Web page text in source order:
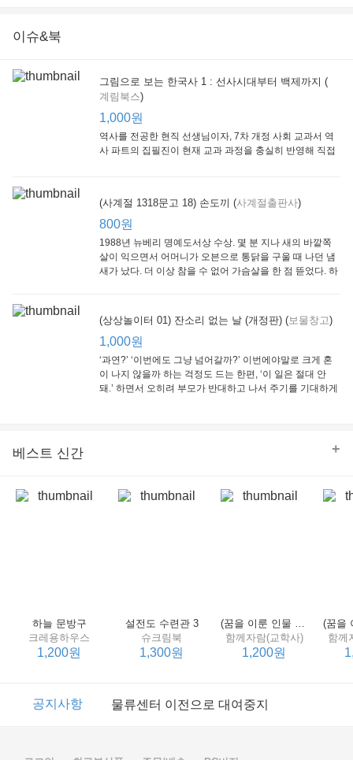
Little, Brown
1,000원
큰솔(토토북)
동아일보사
이슈&북
그림으로 보는 한국사 1 : 선사시대부터 백제까지 (
계림북스)
1,000원
역사를 전공한 현직 선생님이자, 7차 개정 사회 교과서 역
사 파트의 집필진이 현재 교과 과정을 충실히 반영해 직접
(사계절 1318문고 18) 손도끼 (사계절출판사)
800원
1988년 뉴베리 명예도서상 수상. 몇 분 지나 새의 바깥쪽
살이 익으면서 어머니가 오븐으로 통닭을 구울 때 나던 냄
새가 났다. 더 이상 참을 수 없어 가슴살을 한 점 뜯었다. 하
(상상놀이터 01) 잔소리 없는 날 (개정판) (보물창고)
1,000원
‘과연?’ ‘이번에도 그냥 넘어갈까?’ 이번에야말로 크게 혼
이 나지 않을까 하는 걱정도 드는 한편, ‘이 일은 절대 안
돼.’ 하면서 오히려 부모가 반대하고 나서 주기를 기대하게
베스트 신간 +
하늘 문방구
크레용하우스
1,200원
설전도 수련관 3
슈크림북
1,300원
(꿈을 이룬 인물 탐구 2) 제인 구달
함께자람(교학사)
1,200원
함께
이벤트 2017년 리브피아 여름방학 참고서 이벤트
공지사항 물류센터 이전으로 대여중지